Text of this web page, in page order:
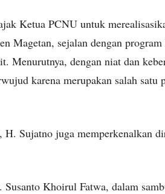
Ketua PCNU untuk
Magetan, sejalan dengan
Menurutnya, dengan niat dan
karena merupakan salah satu
H. Sujatno juga memperkenalkan
Khoirul Fatwa, dalam